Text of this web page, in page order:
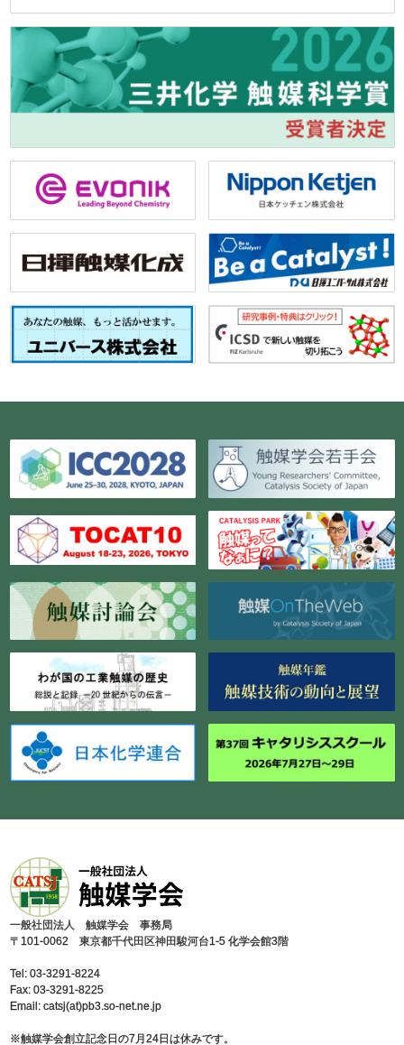
⼀般社団法⼈ 触媒学会 事務局
〒101-0062 東京都千代⽥区神⽥駿河台1-5 化学会館3階
Tel: 03-3291-8224
Fax: 03-3291-8225
Email: catsj(at)pb3.so-net.ne.jp
※触媒学会創⽴記念⽇の7⽉24⽇は休みです。